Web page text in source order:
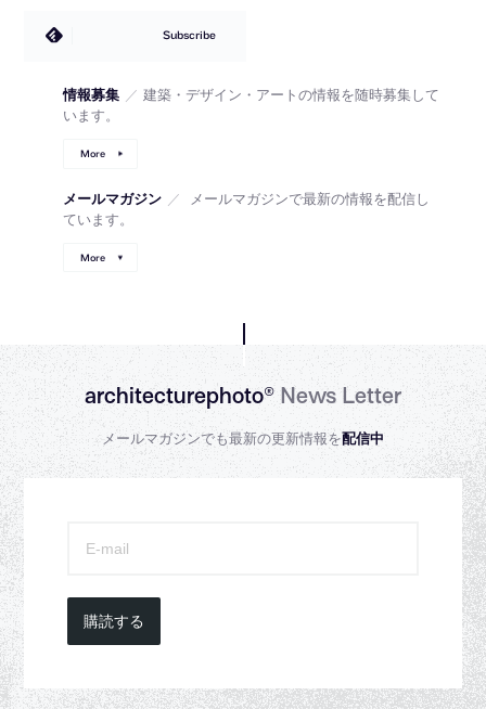
Subscribe
情報募集 ／ 建築・デザイン・アートの情報を随時募集して
います。
More
メールマガジン ／
メールマガジンで最新の情報を配信し
ています。
More
architecturephoto®News Letter
メールマガジンでも最新の更新情報を配信中
購読する